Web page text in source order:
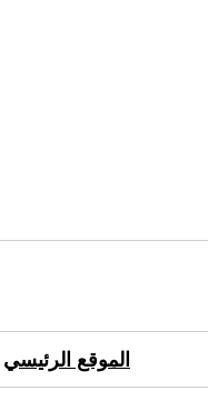
الموقع الرئيسي